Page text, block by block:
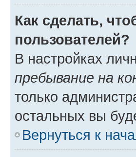
Как сделать,
пользователей?
В настройках
пребывание на
только
остальных вы
Вернуться к